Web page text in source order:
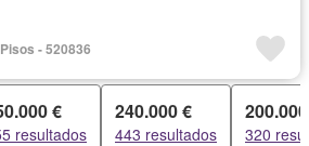
- 520836
€
resultados
240.000 €
443 resultados 320